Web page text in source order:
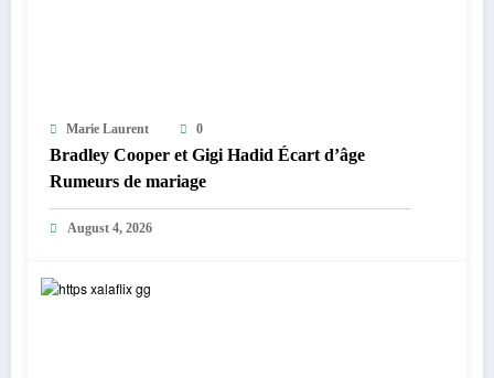
Marie Laurent 0
Bradley Cooper et Gigi Hadid Écart d’âge
Rumeurs de mariage
August 4, 2026